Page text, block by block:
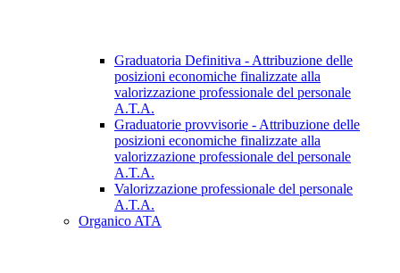
Graduatoria Definitiva - Attribuzione delle
posizioni economiche finalizzate alla
valorizzazione professionale del personale
A.T.A.
Graduatorie provvisorie - Attribuzione delle
posizioni economiche finalizzate alla
valorizzazione professionale del personale
A.T.A.
Valorizzazione professionale del personale
A.T.A.
Organico ATA